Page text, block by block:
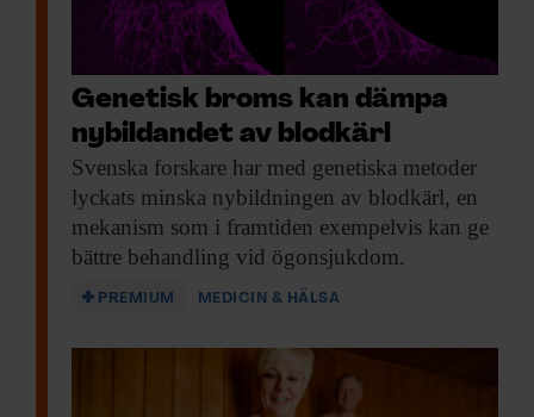
Genetisk broms kan dämpa
nybildandet av blodkärl
Svenska forskare har med genetiska metoder
lyckats minska nybildningen av blodkärl, en
mekanism som i framtiden exempelvis kan ge
bättre behandling vid ögonsjukdom.
PREMIUM MEDICIN & HÄLSA